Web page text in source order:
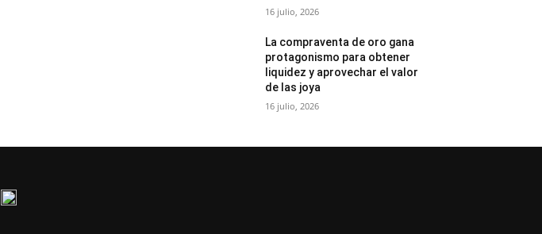
16 julio, 2026
La compraventa de oro gana
protagonismo para obtener
liquidez y aprovechar el valor
de las joya
16 julio, 2026